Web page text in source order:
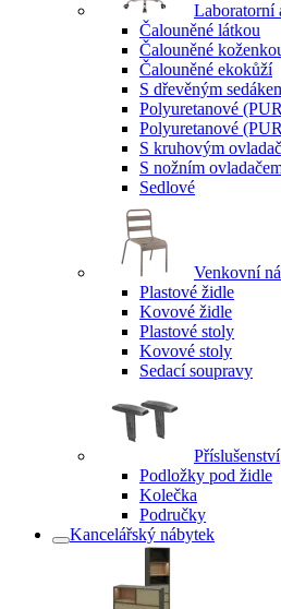
Laboratorní
Čalouněné látkou
Čalouněné
Čalouněné ekokůží
S dřevěným
Polyuretanové
Polyuretanové
S kruhovým
S nožním
Sedlové
Venkovní
Plastové židle
Kovové židle
Plastové stoly
Kovové stoly
Sedací soupravy
Příslušenství
Podložky pod židle
Kolečka
Područky
Kancelářský nábytek